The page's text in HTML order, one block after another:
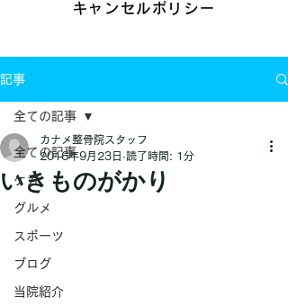
キャンセルポリシー
記事
全ての記事
ケガ
グルメ
スポーツ
ブログ
当院紹介
全ての記事
いきものがかり
カナメ整骨院スタッフ
2016年9月23日 読了時間: 1分